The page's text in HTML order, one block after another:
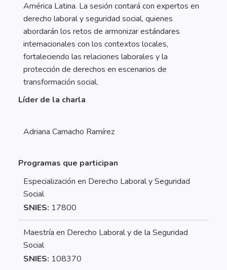
América Latina. La sesión contará con expertos en
derecho laboral y seguridad social, quienes
abordarán los retos de armonizar estándares
internacionales con los contextos locales,
fortaleciendo las relaciones laborales y la
protección de derechos en escenarios de
transformación social.
Líder de la charla
Adriana Camacho Ramírez
Programas que participan
Especialización en Derecho Laboral y Seguridad
Social
SNIES: 17800
Maestría en Derecho Laboral y de la Seguridad
Social
SNIES: 108370